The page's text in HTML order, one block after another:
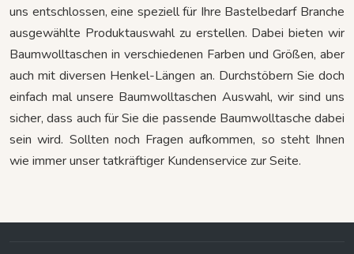
uns entschlossen, eine speziell für Ihre Bastelbedarf Branche
ausgewählte Produktauswahl zu erstellen. Dabei bieten wir
Baumwolltaschen in verschiedenen Farben und Größen, aber
auch mit diversen Henkel-Längen an. Durchstöbern Sie doch
einfach mal unsere Baumwolltaschen Auswahl, wir sind uns
sicher, dass auch für Sie die passende Baumwolltasche dabei
sein wird. Sollten noch Fragen aufkommen, so steht Ihnen
wie immer unser tatkräftiger Kundenservice zur Seite.